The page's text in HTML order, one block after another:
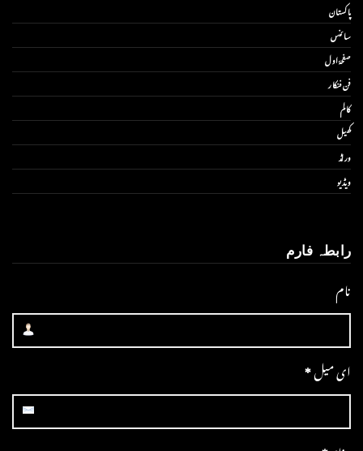
پاکستان
سائنس
صفحۂ اول
فن فنکار
کالم
کھیل
ورلڈ
ویڈیو
رابطہ فارم
نام
ای میل*